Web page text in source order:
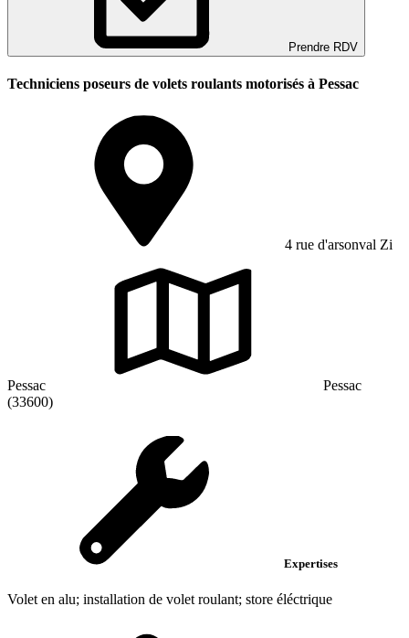
Prendre RDV
Techniciens poseurs de volets roulants motorisés à Pessac
4 rue d'arsonval Zi
Pessac
Pessac
(33600)
Expertises
Volet en alu; installation de volet roulant; store éléctrique